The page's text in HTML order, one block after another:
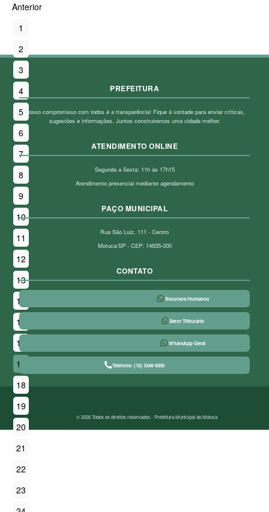
Anterior
1
2
3
4
5
6
7
8
9
10
11
12
13
14
15
16
17
18
19
20
21
22
23
PREFEITURA
Nosso compromisso com todos é a transparência! Fique à vontade para enviar críticas,
sugestões e informações. Juntos construiremos uma cidade melhor.
ATENDIMENTO ONLINE
Segunda a Sexta: 11h às 17h15
Atendimento presencial mediante agendamento
PAÇO MUNICIPAL
Rua São Luiz, 111 - Centro
Motuca/SP - CEP: 14835-000
CONTATO
Recursos Humanos
Setor Tributário
WhatsApp Geral
Telefone: (16) 3348-9300
© 2026 Todos os direitos reservados - Prefeitura Municipal de Motuca